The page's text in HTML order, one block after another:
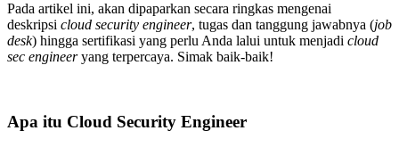
Pada artikel ini, akan dipaparkan secara ringkas mengenai
deskripsi cloud security engineer, tugas dan tanggung jawabnya (job
desk) hingga sertifikasi yang perlu Anda lalui untuk menjadi cloud
sec engineeryang terpercaya. Simak baik-baik!
Apa itu Cloud Security Engineer